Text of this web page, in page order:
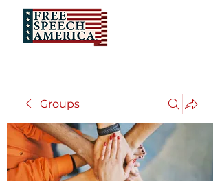
Groups